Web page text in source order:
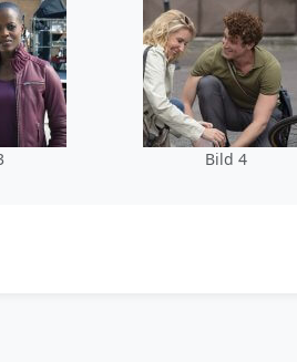
Bild 4